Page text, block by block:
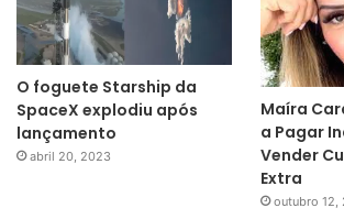
O foguete Starship da
SpaceX explodiu após
lançamento
abril 20, 2023
Maíra
a Pagar
Vender
Extra
outubro 12,